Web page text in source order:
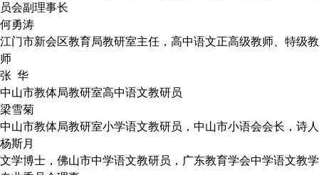
员会副理事长
何勇涛
江门市新会区教育局教研室主任，高中语文正高级教师、特级教
师
张 华
中山市教体局教研室高中语文教研员
梁雪菊
中山市教体局教研室小学语文教研员，中山市小语会会长，诗人
杨斯月
文学博士，佛山市中学语文教研员，广东教育学会中学语文教学